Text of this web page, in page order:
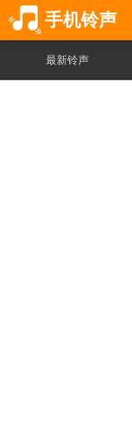
手机铃声
最新铃声